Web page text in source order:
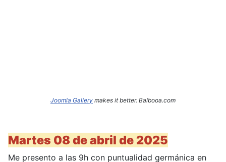
Joomla Gallery makes it better. Balbooa.com
Martes 08 de abril de 2025
Me presento a las 9h con puntualidad germánica en